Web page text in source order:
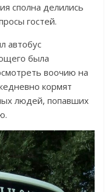
сполна делились
гостей.
автобус
была
воочию на
кормят
людей, попавших